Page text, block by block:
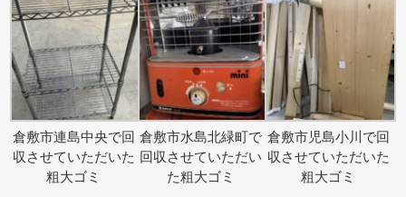
倉敷市連島中央で回
収させていただいた
粗大ゴミ
倉敷市水島北緑町で
回収させていただい
た粗大ゴミ
倉敷市児島小川で回
収させていただいた
粗大ゴミ